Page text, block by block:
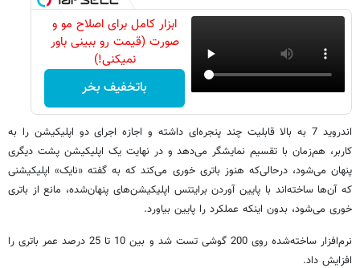
ابزار کامل برای اصلاح مو و
صورت (قیمت رو ببینی باور
نمیکنی!)
باتخفیف بخر
اندروید 7 به بالا قابلیت چند پنجره‌ای داشته و اجازه اجرای دو اپلیکیشن را به
کاربر، هم‌زمان با تقسیم نمایشگر می‌دهد و در نهایت یک اپلیکیشن پشت دیگری
پنهان می‌شود، درحالی‌که هنوز باتری خوری می‌کند که به گفته «نایک» اپلیکیشنی
که آن‌ها ساخته‌اند با پایین آوردن برایتنس اپلیکیشن‌های پنهان‌شده، مانع از باتری
خوری می‌شود، بدون اینکه عملکرد را پایین بیاورد.
نرم‌افزار ساخته‌شده روی 200 گوشی تست شد و بین 10 تا 25 درصد عمر باتری را
افزایش داد.